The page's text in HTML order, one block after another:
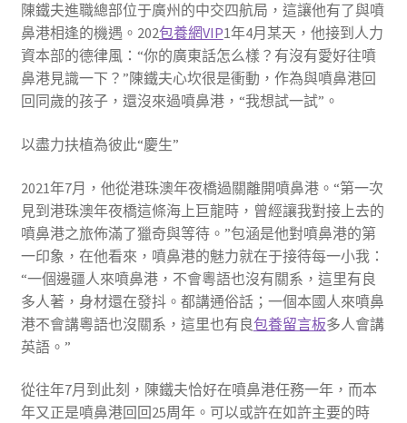
陳鐵夫進職總部位于廣州的中交四航局，這讓他有了與噴
鼻港相逢的機遇。202包養網VIP1年4月某天，他接到人力
資本部的德律風：“你的廣東話怎么樣？有沒有愛好往噴
鼻港見識一下？”陳鐵夫心坎很是衝動，作為與噴鼻港回
回同歲的孩子，還沒來過噴鼻港，“我想試一試”。
以盡力扶植為彼此“慶生”
2021年7月，他從港珠澳年夜橋過關離開噴鼻港。“第一次
見到港珠澳年夜橋這條海上巨龍時，曾經讓我對接上去的
噴鼻港之旅佈滿了獵奇與等待。”包涵是他對噴鼻港的第
一印象，在他看來，噴鼻港的魅力就在于接待每一小我：
“一個邊疆人來噴鼻港，不會粵語也沒有關系，這里有良
多人著，身材還在發抖。都講通俗話；一個本國人來噴鼻
港不會講粵語也沒關系，這里也有良包養留言板多人會講
英語。”
從往年7月到此刻，陳鐵夫恰好在噴鼻港任務一年，而本
年又正是噴鼻港回回25周年。可以或許在如許主要的時